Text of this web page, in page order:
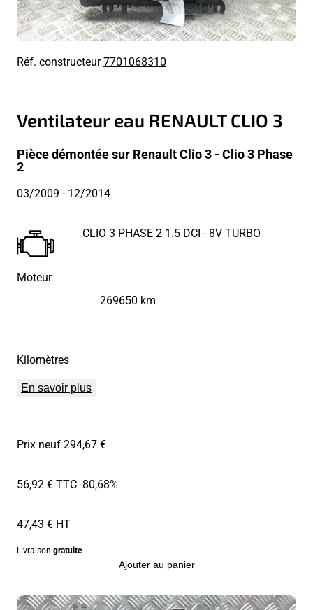
Réf. constructeur7701068310
Ventilateur eau RENAULT CLIO 3
Pièce démontée sur Renault Clio 3 - Clio 3 Phase
2
03/2009 - 12/2014
Moteur
CLIO 3 PHASE 2 1.5 DCI - 8V TURBO
Kilomètres
269650 km
En savoir plus
Prix neuf 294,67 €
56,92 € TTC-80,68%
47,43 € HT
Livraison gratuite
Ajouter au panier